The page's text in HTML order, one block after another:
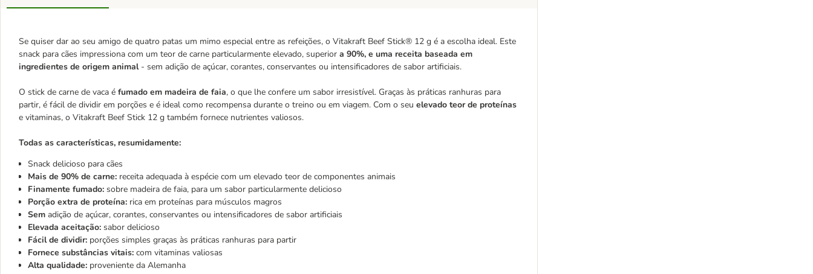
Se quiser dar ao seu amigo de quatro patas um mimo especial entre as refeições, o Vitakraft Beef Stick® 12 g é a escolha ideal. Este
snack para cães impressiona com um teor de carne particularmente elevado, superior a 90%, e uma receita baseada em
ingredientes de origem animal- sem adição de açúcar, corantes, conservantes ou intensificadores de sabor artificiais.
O stick de carne de vaca é fumado em madeira de faia, o que lhe confere um sabor irresistível. Graças às práticas ranhuras para
partir, é fácil de dividir em porções e é ideal como recompensa durante o treino ou em viagem. Com o seu elevado teor de proteínas
e vitaminas, o Vitakraft Beef Stick 12 g também fornece nutrientes valiosos.
Todas as características, resumidamente:
Snack delicioso para cães
Mais de 90% de carne: receita adequada à espécie com um elevado teor de componentes animais
Finamente fumado: sobre madeira de faia, para um sabor particularmente delicioso
Porção extra de proteína: rica em proteínas para músculos magros
Sem adição de açúcar, corantes, conservantes ou intensificadores de sabor artificiais
Elevada aceitação: sabor delicioso
Fácil de dividir: porções simples graças às práticas ranhuras para partir
Fornece substâncias vitais: com vitaminas valiosas
Alta qualidade: proveniente da Alemanha